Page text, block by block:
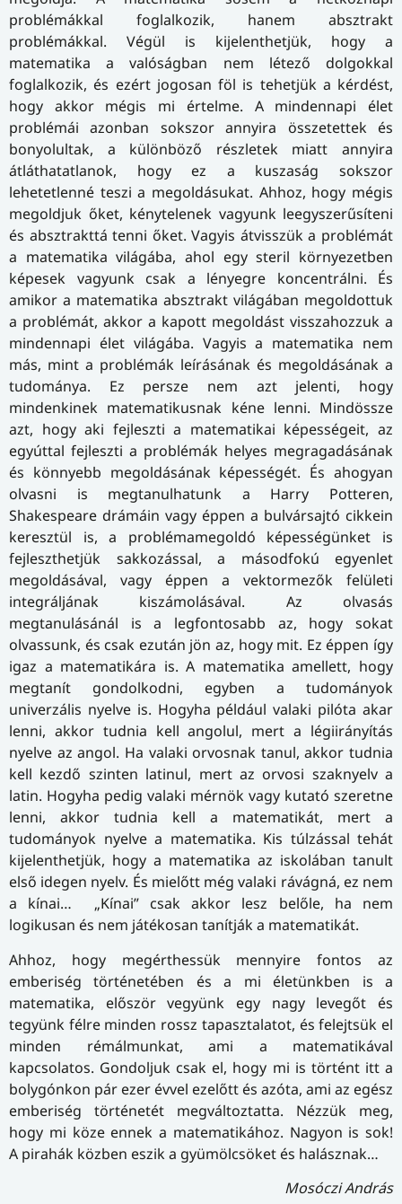
problémákkal foglalkozik, hanem absztrakt
problémákkal. Végül is kijelenthetjük, hogy a
matematika a valóságban nem létező dolgokkal
foglalkozik, és ezért jogosan föl is tehetjük a kérdést,
hogy akkor mégis mi értelme. A mindennapi élet
problémái azonban sokszor annyira összetettek és
bonyolultak, a különböző részletek miatt annyira
átláthatatlanok, hogy ez a kuszaság sokszor
lehetetlenné teszi a megoldásukat. Ahhoz, hogy mégis
megoldjuk őket, kénytelenek vagyunk leegyszerűsíteni
és absztrakttá tenni őket. Vagyis átvisszük a problémát
a matematika világába, ahol egy steril környezetben
képesek vagyunk csak a lényegre koncentrálni. És
amikor a matematika absztrakt világában megoldottuk
a problémát, akkor a kapott megoldást visszahozzuk a
mindennapi élet világába. Vagyis a matematika nem
más, mint a problémák leírásának és megoldásának a
tudománya. Ez persze nem azt jelenti, hogy
mindenkinek matematikusnak kéne lenni. Mindössze
azt, hogy aki fejleszti a matematikai képességeit, az
egyúttal fejleszti a problémák helyes megragadásának
és könnyebb megoldásának képességét. És ahogyan
olvasni is megtanulhatunk a Harry Potteren,
Shakespeare drámáin vagy éppen a bulvársajtó cikkein
keresztül is, a problémamegoldó képességünket is
fejleszthetjük sakkozással, a másodfokú egyenlet
megoldásával, vagy éppen a vektormezők felületi
integráljának kiszámolásával. Az olvasás
megtanulásánál is a legfontosabb az, hogy sokat
olvassunk, és csak ezután jön az, hogy mit. Ez éppen így
igaz a matematikára is. A matematika amellett, hogy
megtanít gondolkodni, egyben a tudományok
univerzális nyelve is. Hogyha például valaki pilóta akar
lenni, akkor tudnia kell angolul, mert a légiirányítás
nyelve az angol. Ha valaki orvosnak tanul, akkor tudnia
kell kezdő szinten latinul, mert az orvosi szaknyelv a
latin. Hogyha pedig valaki mérnök vagy kutató szeretne
lenni, akkor tudnia kell a matematikát, mert a
tudományok nyelve a matematika. Kis túlzással tehát
kijelenthetjük, hogy a matematika az iskolában tanult
első idegen nyelv. És mielőtt még valaki rávágná, ez nem
a kínai… „Kínai” csak akkor lesz belőle, ha nem
logikusan és nem játékosan tanítják a matematikát.
Ahhoz, hogy megérthessük mennyire fontos az
emberiség történetében és a mi életünkben is a
matematika, először vegyünk egy nagy levegőt és
tegyünk félre minden rossz tapasztalatot, és felejtsük el
minden rémálmunkat, ami a matematikával
kapcsolatos. Gondoljuk csak el, hogy mi is történt itt a
bolygónkon pár ezer évvel ezelőtt és azóta, ami az egész
emberiség történetét megváltoztatta. Nézzük meg,
hogy mi köze ennek a matematikához. Nagyon is sok!
A pirahák közben eszik a gyümölcsöket és halásznak…
Mosóczi András